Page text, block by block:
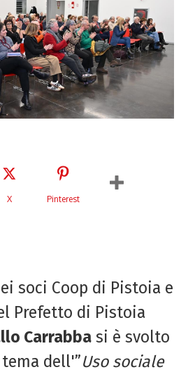
X Pinterest
soci Coop di Pistoia e
Prefetto di Pistoia
Carrabba si è svolto
dell'”Uso sociale